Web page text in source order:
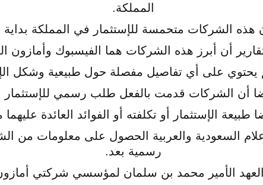
المملكة.
هذه الشركات متحمسة للإستثمار في المملكة بداية
أن أبرز هذه الشركات هما الفيسبوك وأمازون
يحتوي على أي تفاصيل مفصلة حول طبيعية وشكل
أن الشركات قدمت بالفعل طلب رسمي للإستثمار
الإستثمار أو تكلفته أو الفوائد العائدة
السعودية والعربية الحصول على معلومات من
رسمية بعد.
العهد الأمير محمد بن سلمان لمؤسسي شركتي